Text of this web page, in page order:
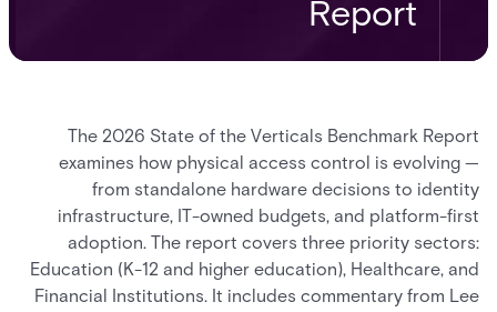
Report
The 2026 State of the Verticals Benchmark Report
examines how physical access control is evolving —
from standalone hardware decisions to identity
infrastructure, IT-owned budgets, and platform-first
adoption. The report covers three priority sectors:
Education (K-12 and higher education), Healthcare, and
Financial Institutions. It includes commentary from Lee